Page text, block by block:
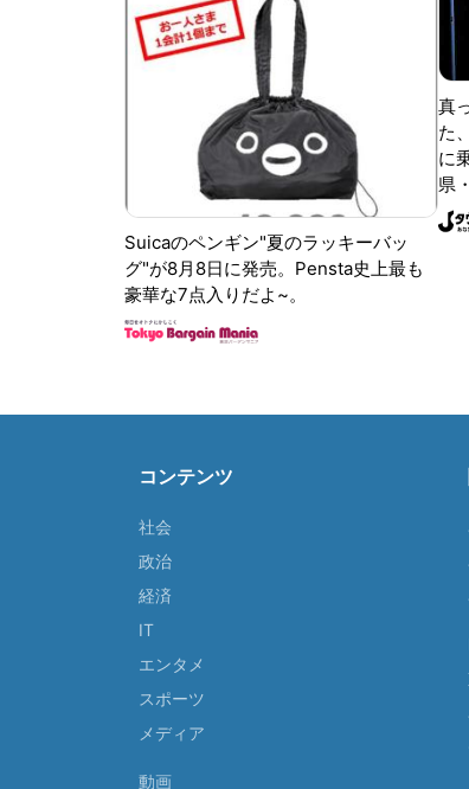
Suicaのペンギン"夏のラッキーバッ
グ"が8月8日に発売。Pensta史上最も
豪華な7点入りだよ~。
真
た
に
県
コンテンツ
社会
政治
経済
IT
エンタメ
スポーツ
メディア
動画